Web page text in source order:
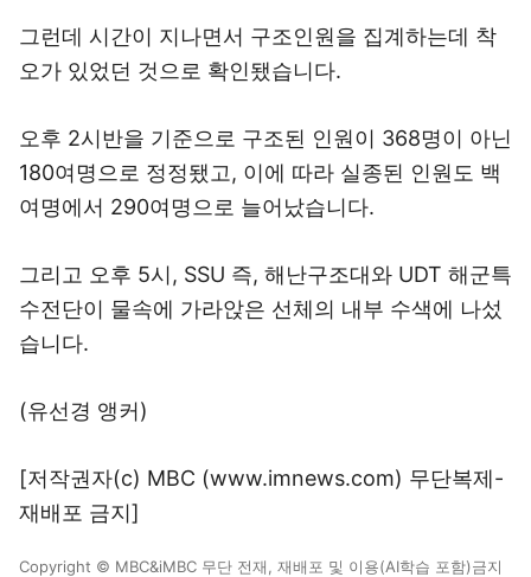
그런데 시간이 지나면서 구조인원을 집계하는데 착
오가 있었던 것으로 확인됐습니다.
오후 2시반을 기준으로 구조된 인원이 368명이 아닌
180여명으로 정정됐고, 이에 따라 실종된 인원도 백
여명에서 290여명으로 늘어났습니다.
그리고 오후 5시, SSU 즉, 해난구조대와 UDT 해군특
수전단이 물속에 가라앉은 선체의 내부 수색에 나섰
습니다.
(유선경 앵커)
[저작권자(c) MBC (www.imnews.com) 무단복제-
재배포 금지]
Copyright © MBC&iMBC 무단 전재, 재배포 및 이용(AI학습 포함)금지